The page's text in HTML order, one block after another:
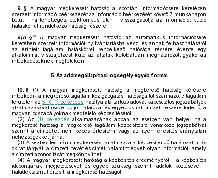
9. § A magyar megkeresett hatóság a spontán információcsere keretében
szerzett információ beérkezését az információ beérkezését követő 7 munkanapon
belül – ha lehetséges, elektronikus úton – visszaigazolja az információt küldő
hatáskörrel rendelkező hatóság részére.
9/A. §62
A magyar megkeresett hatóság az automatikus információcsere
keretében szerzett információt nyilvántartásba veszi és annak felhasználásáról
az érintett tagállam hatáskörrel rendelkező hatósága részére évente egy
alkalommal visszajelzést küld az általuk kétoldalúan meghatározott gyakorlati
intézkedéseknek megfelelően.
5. Az adómegállapítási jogsegély egyéb formái
10. § (1) A magyar megkeresett hatóság a megkereső hatóság kérésére
intézkedik a megkereső tagállam közigazgatási hatóságaitól származó, e tagállam
területén az5. § (1) bekezdés hatálya alá tartozó adóval kapcsolatos jogszabályok
alkalmazásával összefüggő határozat és egyéb okirat címzett részére történő, a
magyar jogszabályoknak megfelelő kézbesítéséről.
(2) Az (1) bekezdésalkalmazásának abban az esetben van helye, ha a
megkereső hatóság a megkereső tagállam kézbesítésre vonatkozó jogszabályai
szerint a címzettet nem képes értesíteni vagy az ilyen értesítés aránytalan
nehézségekkel járna.
(3) A kézbesítés iránti megkeresés tartalmazza a kézbesítendő határozat, más
okirat tárgyát, a címzett nevét és címét, valamint egyéb olyan információt, amely
a címzett azonosítását megkönnyítheti.
(4) A magyar megkeresett hatóság a kézbesítés eredményéről – a kézbesítés
időpontjának megjelölésével és egyéb szükség szerinti adatok közlésével –
haladéktalanul értesíti a megkereső hatóságot.